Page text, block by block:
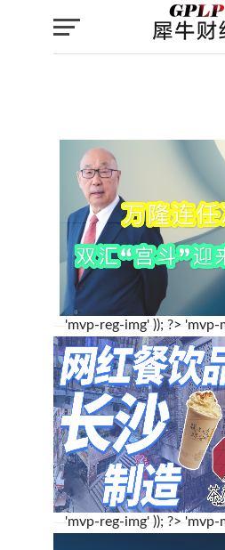
'mvp-reg-img' )); ?> 'mvp-
'mvp-reg-img' )); ?> 'mvp-